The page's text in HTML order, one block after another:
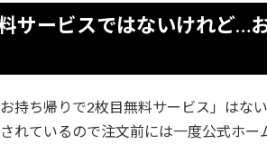
サービスではないけれど…
持ち帰りで2枚目無料サービス」はな
れているので注文前には一度公式ホー